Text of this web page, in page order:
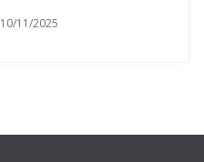
10/11/2025